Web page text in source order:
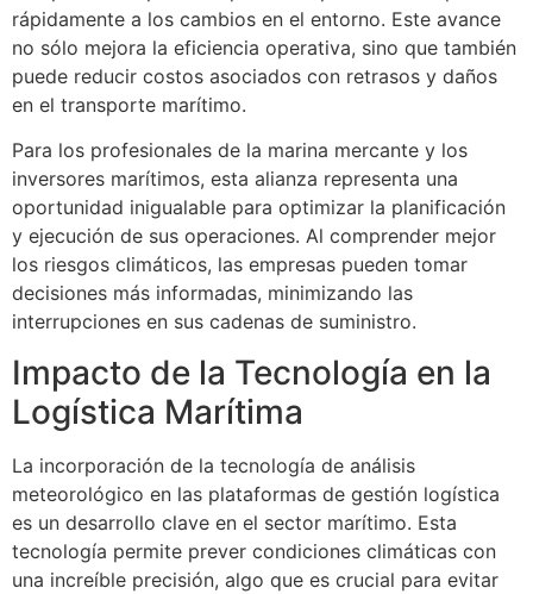
rápidamente a los cambios en el entorno. Este avance
no sólo mejora la eficiencia operativa, sino que también
puede reducir costos asociados con retrasos y daños
en el transporte marítimo.
Para los profesionales de la marina mercante y los
inversores marítimos, esta alianza representa una
oportunidad inigualable para optimizar la planificación
y ejecución de sus operaciones. Al comprender mejor
los riesgos climáticos, las empresas pueden tomar
decisiones más informadas, minimizando las
interrupciones en sus cadenas de suministro.
Impacto de la Tecnología en la
Logística Marítima
La incorporación de la tecnología de análisis
meteorológico en las plataformas de gestión logística
es un desarrollo clave en el sector marítimo. Esta
tecnología permite prever condiciones climáticas con
una increíble precisión, algo que es crucial para evitar